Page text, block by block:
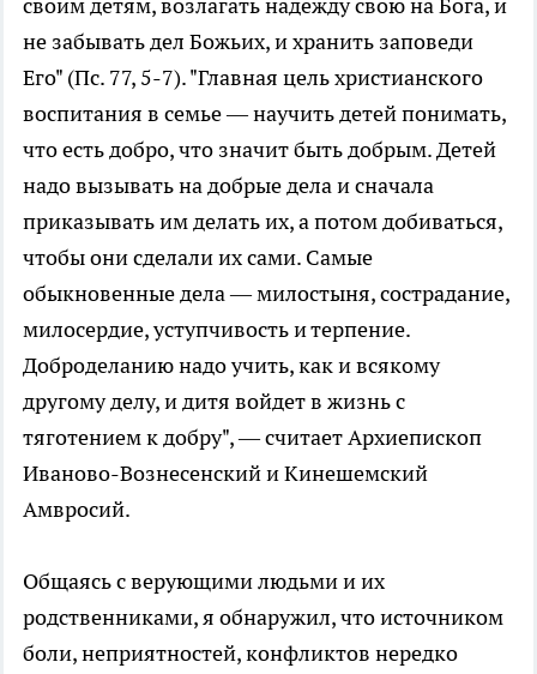
своим детям, возлагать надежду свою на Бога, и
не забывать дел Божьих, и хранить заповеди
Его" (Пс. 77, 5-7). "Главная цель христианского
воспитания в семье — научить детей понимать,
что есть добро, что значит быть добрым. Детей
надо вызывать на добрые дела и сначала
приказывать им делать их, а потом добиваться,
чтобы они сделали их сами. Самые
обыкновенные дела — милостыня, сострадание,
милосердие, уступчивость и терпение.
Доброделанию надо учить, как и всякому
другому делу, и дитя войдет в жизнь с
тяготением к добру", — считает Архиепископ
Иваново-Вознесенский и Кинешемский
Амвросий.
Общаясь с верующими людьми и их
родственниками, я обнаружил, что источником
боли, неприятностей, конфликтов нередко